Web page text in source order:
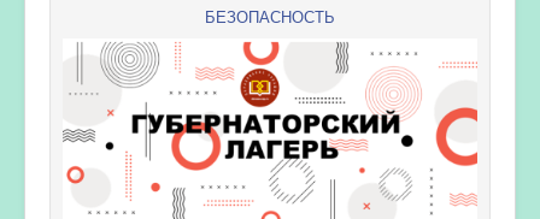
БЕЗОПАСНОСТЬ